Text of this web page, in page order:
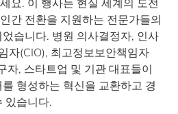
요. 이 행사는 현실 세계의 도전
간 전환을 지원하는 전문가들의
습니다. 병원 의사결정자, 인사
자(CIO), 최고정보보안책임자
자, 스타트업 및 기관 대표들이
형성하는 혁신을 교환하고 경
있습니다.